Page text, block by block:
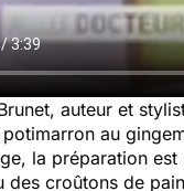
auteur et
potimarron au
la préparation
des croûtons de